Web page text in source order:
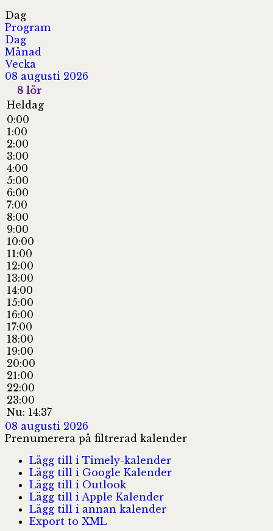
Dag
Program
Dag
Månad
Vecka
08 augusti 2026
8 lör
Heldag
0:00
1:00
2:00
3:00
4:00
5:00
6:00
7:00
8:00
9:00
10:00
11:00
12:00
13:00
14:00
15:00
16:00
17:00
18:00
19:00
20:00
21:00
22:00
23:00
Nu: 14:37
08 augusti 2026
Prenumerera på filtrerad kalender
Lägg till i Timely-kalender
Lägg till i Google Kalender
Lägg till i Outlook
Lägg till i Apple Kalender
Lägg till i annan kalender
Export to XML